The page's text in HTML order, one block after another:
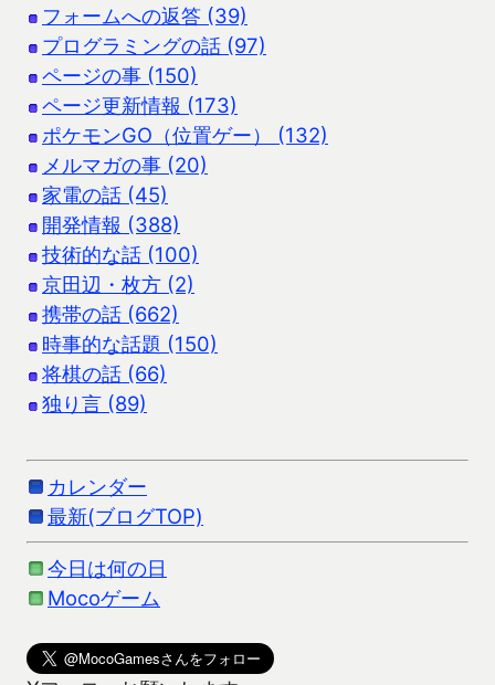
フォームへの返答 (39)
プログラミングの話 (97)
ページの事 (150)
ページ更新情報 (173)
ポケモンGO（位置ゲー） (132)
メルマガの事 (20)
家電の話 (45)
開発情報 (388)
技術的な話 (100)
京田辺・枚方 (2)
携帯の話 (662)
時事的な話題 (150)
将棋の話 (66)
独り言 (89)
カレンダー
最新(ブログTOP)
今日は何の日
Mocoゲーム